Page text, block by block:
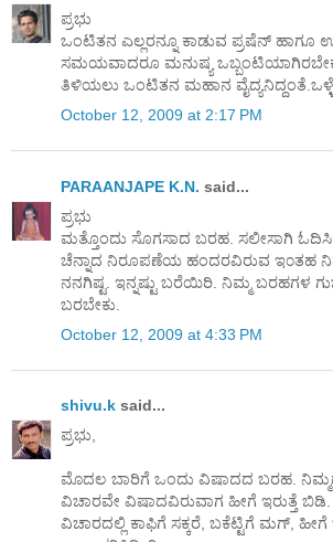
ಪ್ರಭು
ಒಂಟಿತನ ಎಲ್ಲರನ್ನೂ ಕಾಡುವ ಪ್ರಷೆನ್ ಹಾಗೂ
ಸಮಯವಾದರೂ ಮನುಷ್ಯ ಒಬ್ಬಂಟಿಯಾಗಿರಬೇಕು
ತಿಳಿಯಲು ಒಂಟಿತನ ಮಹಾನ
October 12, 2009 at 2:17 PM
PARAANJAPE K.N. said...
ಪ್ರಭು
ಮತ್ತೊಂದು ಸೊಗಸಾದ ಬರಹ. ಸಲೀಸಾಗಿ
ಚೆನ್ನಾದ ನಿರೂಪಣೆಯ ಹಂದರವಿರುವ ಇ೦ತಹ
ನನಗಿಷ್ಟ. ಇನ್ನಷ್ಟು ಬರೆಯಿರಿ. ನಿಮ್ಮ ಬರಹಗಳ
ಬರಬೇಕು.
October 12, 2009 at 4:33 PM
shivu.k said...
ಪ್ರಭು,
ಮೊದಲ ಬಾರಿಗೆ ಒಂದು ವಿಷಾದದ ಬರಹ.
ವಿಚಾರವೇ ವಿಷಾದವಿರುವಾಗ ಹೀಗೆ ಇರುತ್ತೆ
ವಿಚಾರದಲ್ಲಿ ಕಾಫಿಗೆ ಸಕ್ಕರೆ, ಬಕೆಟ್ಟಿಗೆ ಮಗ್, ಹೀಗೆ